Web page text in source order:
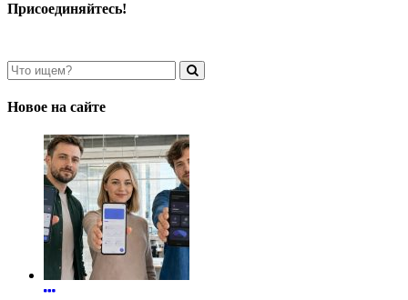
Присоединяйтесь!
Новое на сайте